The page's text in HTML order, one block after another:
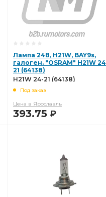
Лампа 24В, H21W, BAY9s,
галоген. "OSRAM" H21W
21 (64138)
H21W 24-21 (64138)
Под заказ
Цена в Ярославль
393.75 Р